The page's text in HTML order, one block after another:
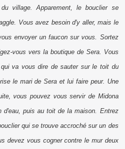
village. Apparement, le bouclier se
Vous avez besoin d'y aller, mais le
envoyer un faucon sur vous. Sortez
vous vers la boutique de Sera. Vous
va vous dire de sauter sur le toit du
le mari de Sera et lui faire peur. Une
vous pouvez vous servir de Midona
d'eau, puis au toit de la maison. Entrez
qui se trouve accroché sur un des
devez vous cogner contre le mur deux